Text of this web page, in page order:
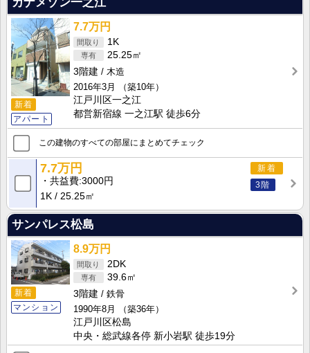
カナメゾン一之江
新着
アパート
7.7万円
1K
25.25㎡
3階建
木造
2016年3月
（築10年）
江戸川区一之江
都営新宿線 一之江駅 徒歩6分
この建物のすべての部屋にまとめてチェック
新着
3階
7.7万円
共益費 3000円
1K
25.25㎡
サンパレス松島
新着
マンション
8.9万円
2DK
39.6㎡
3階建
鉄骨
1990年8月
（築36年）
江戸川区松島
中央・総武線各停 新小岩駅 徒歩19分